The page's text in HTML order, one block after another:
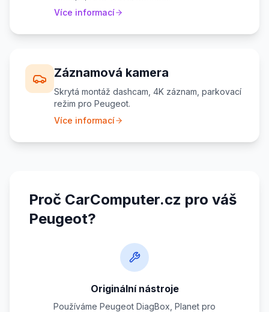
Více informací
Záznamová kamera
Skrytá montáž dashcam, 4K záznam, parkovací
režim pro Peugeot.
Více informací
Proč CarComputer.cz pro váš
Peugeot?
Originální nástroje
Používáme Peugeot DiagBox, Planet pro